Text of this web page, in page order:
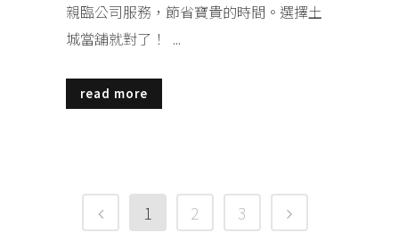
親臨公司服務，節省寶貴的時間。選擇土
城當舖就對了！ ...
read more
1 2 3